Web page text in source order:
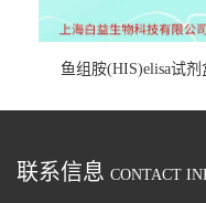
鱼组胺(HIS)elisa试剂
联系信息 CONTACT